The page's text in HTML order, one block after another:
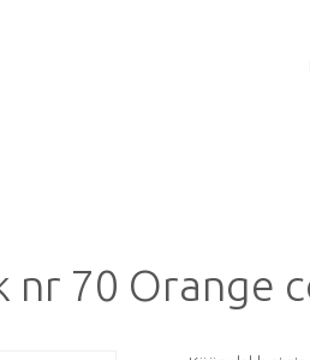
nr 70 Orange